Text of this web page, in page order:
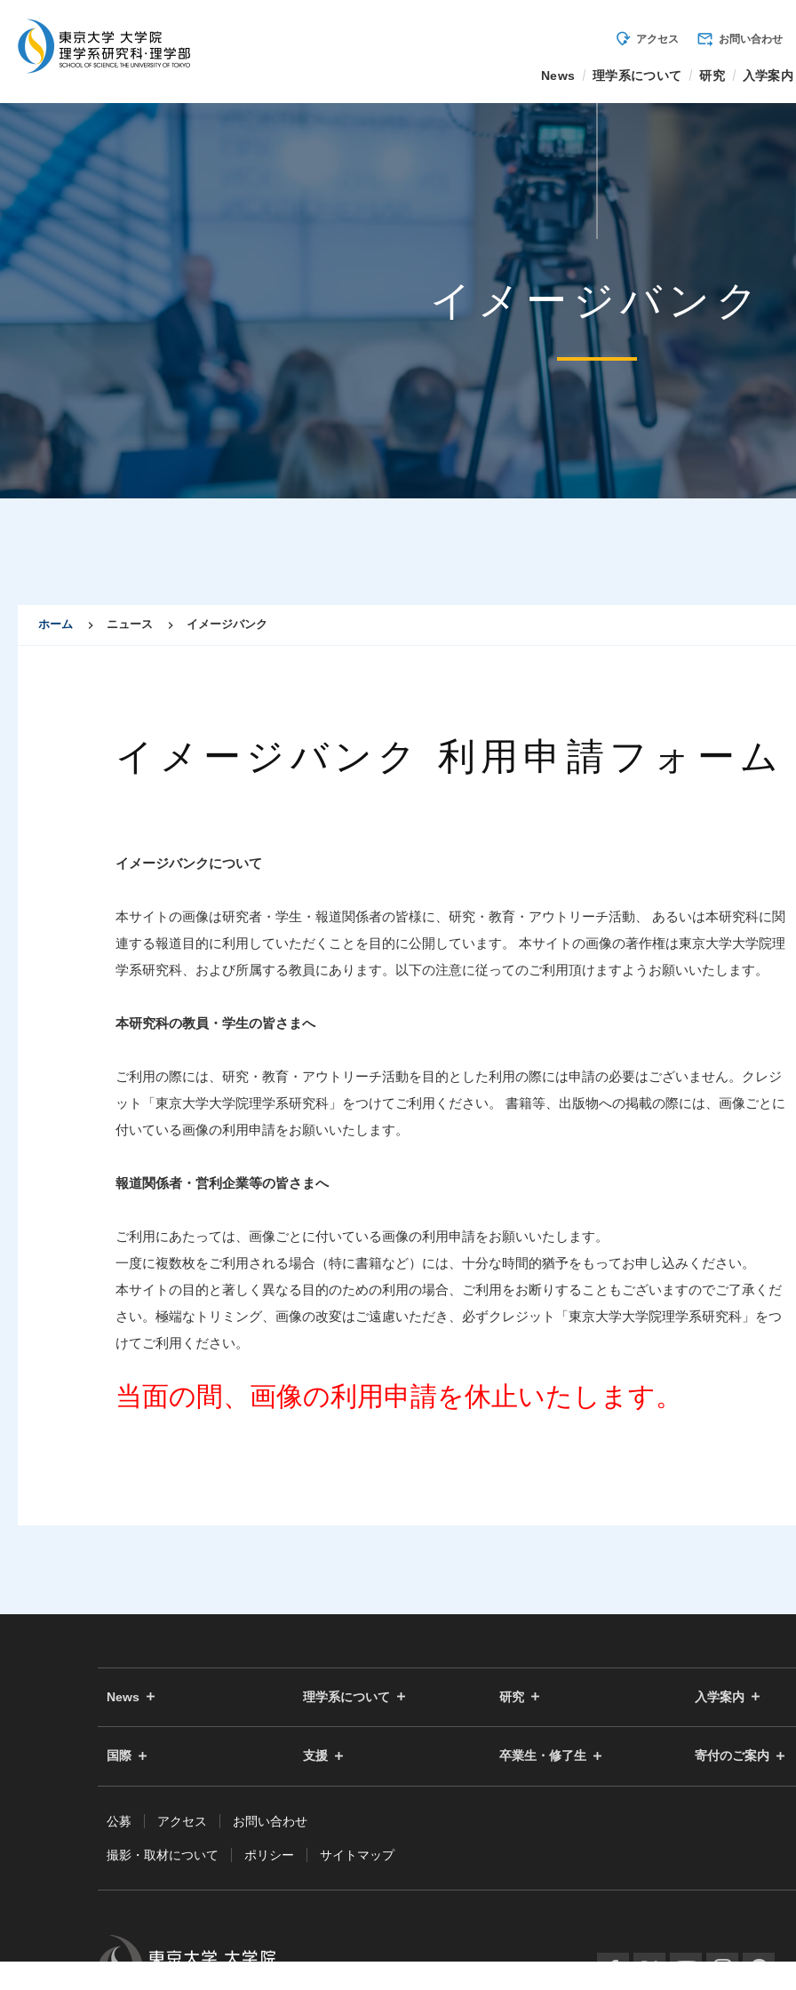
mode_of_travel アクセス forward_to_inbox お問い合わせ
News 理学系について 研究 入学案内
イメージバンク
ホーム ニュース イメージバンク
イメージバンク 利用申請フォーム
イメージバンクについて
本サイトの画像は研究者・学生・報道関係者の皆様に、研究・教育・アウトリーチ活動、 あるいは本研究科に関
連する報道目的に利用していただくことを目的に公開しています。 本サイトの画像の著作権は東京大学大学院理
学系研究科、および所属する教員にあります。以下の注意に従ってのご利用頂けますようお願いいたします。
本研究科の教員・学生の皆さまへ
ご利用の際には、研究・教育・アウトリーチ活動を目的とした利用の際には申請の必要はございません。クレジ
ット「東京大学大学院理学系研究科」をつけてご利用ください。 書籍等、出版物への掲載の際には、画像ごとに
付いている画像の利用申請をお願いいたします。
報道関係者・営利企業等の皆さまへ
ご利用にあたっては、画像ごとに付いている画像の利用申請をお願いいたします。
一度に複数枚をご利用される場合（特に書籍など）には、十分な時間的猶予をもってお申し込みください。
本サイトの目的と著しく異なる目的のための利用の場合、ご利用をお断りすることもございますのでご了承くだ
さい。極端なトリミング、画像の改変はご遠慮いただき、必ずクレジット「東京大学大学院理学系研究科」をつ
けてご利用ください。
当面の間、画像の利用申請を休止いたします。
News 理学系について 研究 入学案内
国際 支援 卒業生・修了生 寄付のご案内
公募 アクセス お問い合わせ
撮影・取材について ポリシー サイトマップ